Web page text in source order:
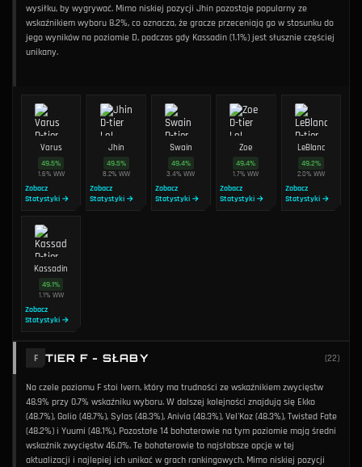
wysiłku, by wygrywać. Mimo niskiej pozycji Jhin pozostaje popularny ze
wskaźnikiem wyboru 8.2%, co oznacza, że gracze przeceniają go w stosunku do
jego wyników na poziomie D, podczas gdy Kassadin (1.1%) jest słusznie częściej
unikany.
Varus
49.5%
1.6% WW
Zobacz
Statystyki →
Jhin
49.5%
8.2% WW
Zobacz
Statystyki →
Swain
49.4%
3.4%WW
Zobacz
Statystyki →
Zoe
49.4%
1.7%WW
Zobacz
Statystyki →
LeBlanc
49.2%
2.0% WW
Zobacz
Statystyki →
Kassadin
49.1%
1.1% WW
Zobacz
Statystyki →
F TIER F - SŁABY (22)
Na czele poziomu F stoi Ivern, który ma trudności ze wskaźnikiem zwycięstw
48.9% przy 0.7% wskaźniku wyboru. W dalszej kolejności znajdują się Ekko
(48.7%), Galio (48.7%), Sylas (48.3%), Anivia (48.3%), Vel'Koz (48.3%), Twisted Fate
(48.2%) i Yuumi (48.1%). Pozostałe 14 bohaterowie na tym poziomie mają średni
wskaźnik zwycięstw 46.0%. Te bohaterowie to najsłabsze opcje w tej
aktualizacji i najlepiej ich unikać w grach rankingowych. Mimo niskiej pozycji